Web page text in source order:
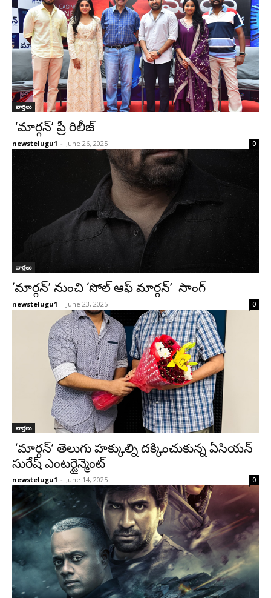
వార్తలు
‘మార్గన్’ ప్రీ రిలీజ్
newstelugu1 - June 26, 2025 0
వార్తలు
‘మార్గన్’ నుంచి ‘సోల్ ఆఫ్ మార్గన్’ సాంగ్
newstelugu1 - June 23, 2025 0
వార్తలు
‘మార్గన్’ తెలుగు హక్కుల్ని దక్కించుకున్న ఏసియన్
సురేష్ ఎంటర్టైన్మెంట్
newstelugu1 - June 14, 2025 0